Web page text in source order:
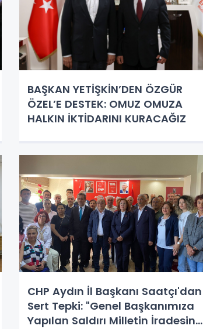
BAŞKAN YETİŞKİN’DEN ÖZGÜR
ÖZEL’E DESTEK: OMUZ OMUZA
HALKIN İKTİDARINI KURACAĞIZ
CHP Aydın İl Başkanı Saatçı'dan
Sert Tepki: "Genel Başkanımıza
Yapılan Saldırı Milletin İradesine